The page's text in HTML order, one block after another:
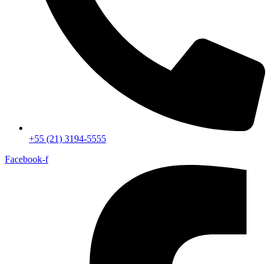
+55 (21) 3194-5555
Facebook-f